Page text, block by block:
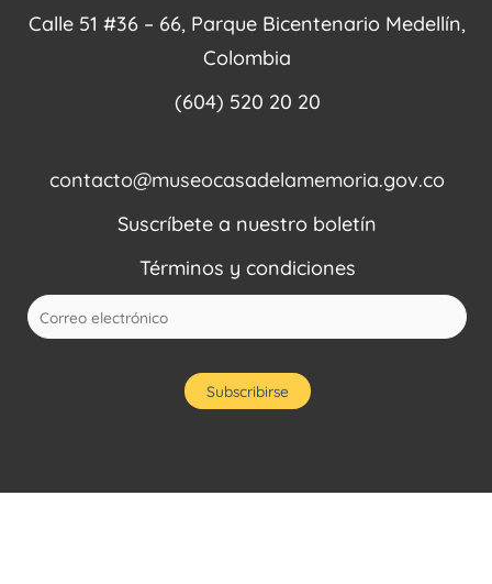
Calle 51 #36 – 66, Parque Bicentenario Medellín,
Colombia
(604) 520 20 20
contacto@museocasadelamemoria.gov.co
Suscríbete a nuestro boletín
Términos y condiciones